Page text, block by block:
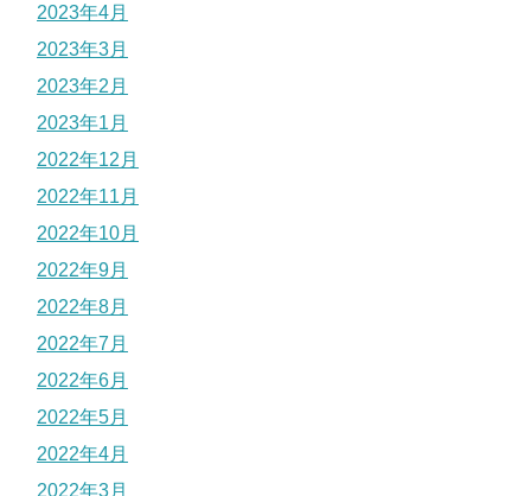
2023年4月
2023年3月
2023年2月
2023年1月
2022年12月
2022年11月
2022年10月
2022年9月
2022年8月
2022年7月
2022年6月
2022年5月
2022年4月
2022年3月